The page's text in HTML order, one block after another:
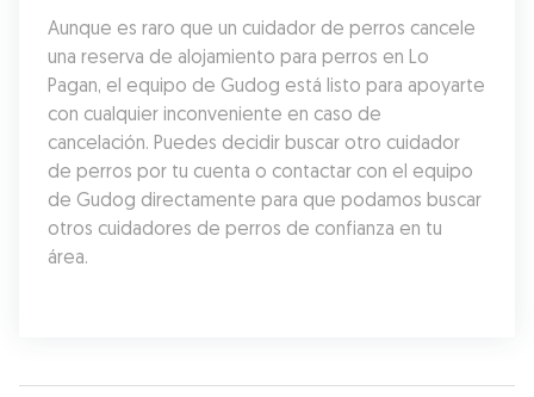
Aunque es raro que un cuidador de perros cancele
una reserva de alojamiento para perros en Lo
Pagan, el equipo de Gudog está listo para apoyarte
con cualquier inconveniente en caso de
cancelación. Puedes decidir buscar otro cuidador
de perros por tu cuenta o contactar con el equipo
de Gudog directamente para que podamos buscar
otros cuidadores de perros de confianza en tu
área.